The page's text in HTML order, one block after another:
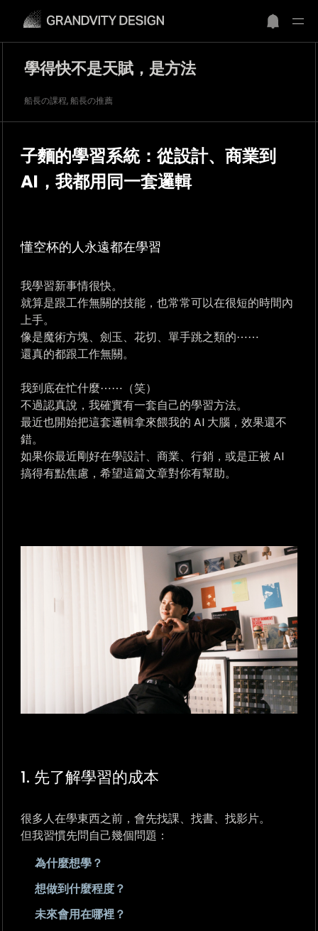
學得快不是天賦，是方法
船長の課程, 船長の推薦
子麵的學習系統：從設計、商業到
AI，我都用同一套邏輯
懂空杯的人永遠都在學習
我學習新事情很快。
就算是跟工作無關的技能，也常常可以在很短的時間內
上手。
像是魔術方塊、劍玉、花切、單手跳之類的⋯⋯
還真的都跟工作無關。
我到底在忙什麼⋯⋯（笑）
不過認真說，我確實有一套自己的學習方法。
最近也開始把這套邏輯拿來餵我的 AI 大腦，效果還不
錯。
如果你最近剛好在學設計、商業、行銷，或是正被 AI
搞得有點焦慮，希望這篇文章對你有幫助。
1. 先了解學習的成本
很多人在學東西之前，會先找課、找書、找影片。
但我習慣先問自己幾個問題：
為什麼想學？
想做到什麼程度？
未來會用在哪裡？